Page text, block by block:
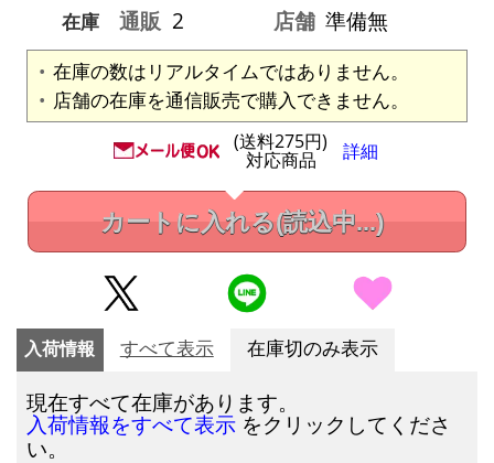
在庫
通販 2 店舗 準備無
在庫の数はリアルタイムではありません。
店舗の在庫を通信販売で購入できません。
(送料275円)
対応商品 詳細
カートに入れる(読込中...)
入荷情報 すべて表示 在庫切のみ表示
現在すべて在庫があります。
入荷情報をすべて表示 をクリックしてくださ
い。